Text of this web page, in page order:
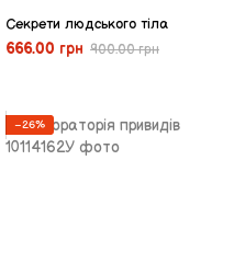
Секрети людського тіла
666.00 грн 900.00 грн
−26%